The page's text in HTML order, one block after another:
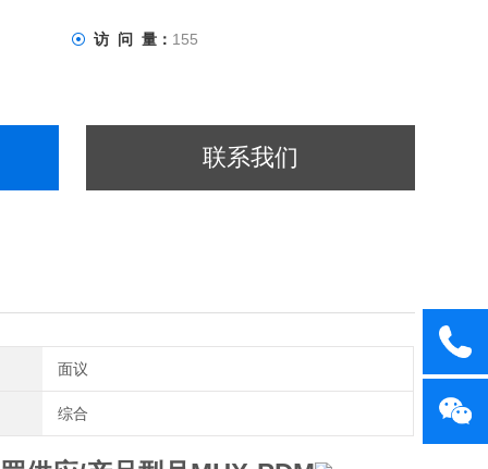
访 问 量： 155
联系我们
面议
综合